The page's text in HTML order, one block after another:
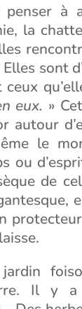
à
la
Elles sont
eux. »
autour
le
ou
de
Il y a